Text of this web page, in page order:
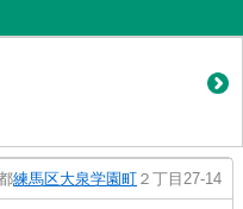
練馬区大泉学園町 ２丁目27-14